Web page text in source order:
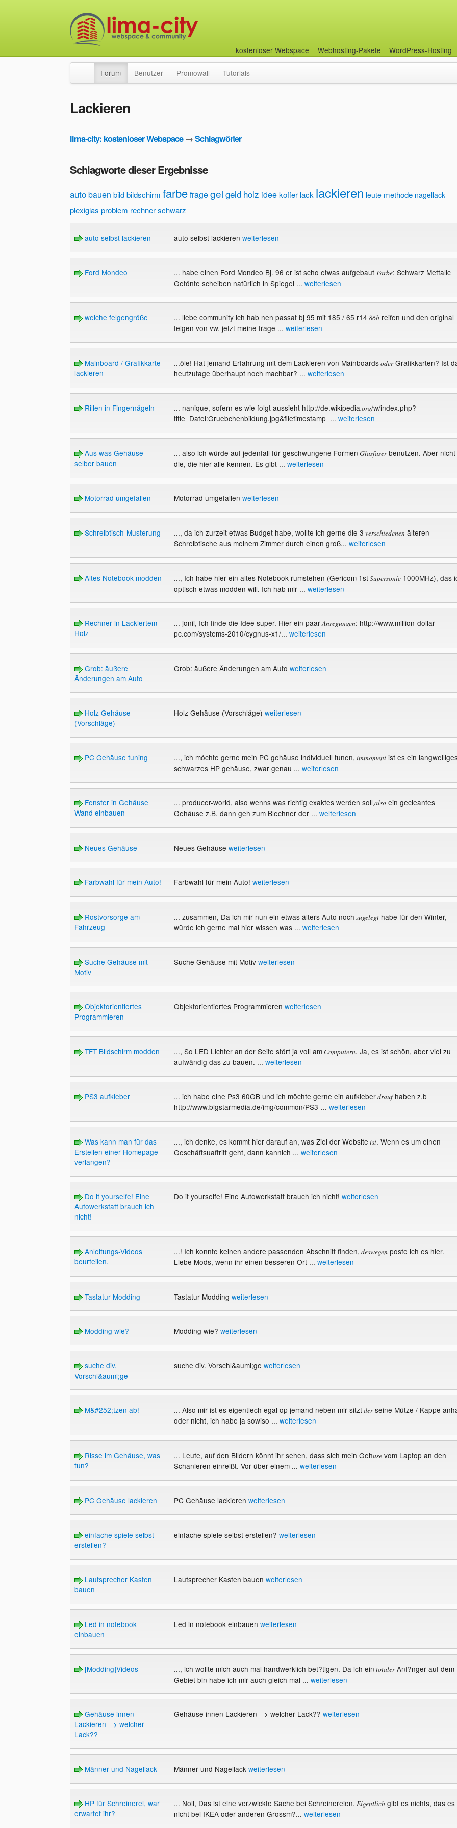
kostenloser Webspace Webhosting-Pakete WordPress-Hosting
Forum Benutzer Promowall Tutorials
Lackieren
lima-city: kostenloser Webspace→Schlagwörter
Schlagworte dieser Ergebnisse
autobauen bildbildschirm farbefragegel geld holz ideekoffer lack lackieren leute methode nagellack
plexiglas problem rechnerschwarz
auto selbst lackieren auto selbst lackieren weiterlesen
Ford Mondeo ... habe einen Ford Mondeo Bj. 96 er ist scho etwas aufgebaut Farbe: Schwarz Mettalic
Getönte scheiben natürlich in Spiegel ... weiterlesen
welche felgengröße ... liebe community ich hab nen passat bj 95 mit 185 / 65 r14 86hreifen und den original
felgen von vw. jetzt meine frage ... weiterlesen
Mainboard / Grafikkarte
lackieren
...öle! Hat jemand Erfahrung mit dem Lackieren von MainboardsoderGrafikkarten? Ist
heutzutage überhaupt noch machbar? ... weiterlesen
Rillen in Fingernägeln ... nanique, sofern es wie folgt aussieht http://de.wikipedia.org/w/index.php?
title=Datei:Gruebchenbildung.jpg&filetimestamp=... weiterlesen
Aus was Gehäuse
selber bauen
... also ich würde auf jedenfall für geschwungene Formen Glasfaserbenutzen. Aber nicht
die, die hier alle kennen. Es gibt ... weiterlesen
Motorrad umgefallen Motorrad umgefallen weiterlesen
Schreibtisch-Musterung ..., da ich zurzeit etwas Budget habe, wollte ich gerne die 3 verschiedenenälteren
Schreibtische aus meinem Zimmer durch einen groß... weiterlesen
Altes Notebook modden ..., Ich habe hier ein altes Notebook rumstehen (Gericom 1stSupersonic1000MHz), das
optisch etwas modden will. Ich hab mir ... weiterlesen
Rechner in Lackiertem
Holz
... jonii, Ich finde die Idee super. Hier ein paarAnregungen: http://www.million-dollar-
pc.com/systems-2010/cygnus-x1/... weiterlesen
Grob: äußere
Änderungen am Auto
Grob: äußere Änderungen am Auto weiterlesen
Holz Gehäuse
(Vorschläge)
Holz Gehäuse (Vorschläge) weiterlesen
PC Gehäuse tuning ..., ich möchte gerne mein PC gehäuse individuell tunen, immomentist es ein
schwarzes HP gehäuse, zwar genau ... weiterlesen
Fenster in Gehäuse
Wand einbauen
... producer-world, also wenns was richtig exaktes werden soll,alsoein gecleantes
Gehäuse z.B. dann geh zum Blechner der ... weiterlesen
Neues Gehäuse Neues Gehäuse weiterlesen
Farbwahl für mein Auto! Farbwahl für mein Auto! weiterlesen
Rostvorsorge am
Fahrzeug
... zusammen, Da ich mir nun ein etwas älters Auto noch zugelegthabe für den Winter,
würde ich gerne mal hier wissen was ... weiterlesen
Suche Gehäuse mit
Motiv
Suche Gehäuse mit Motiv weiterlesen
Objektorientiertes
Programmieren
Objektorientiertes Programmieren weiterlesen
TFT Bildschirm modden ..., So LED Lichter an der Seite stört ja voll amComputern. Ja, es ist schön, aber viel zu
aufwändig das zu bauen. ... weiterlesen
PS3 aufkleber ... ich habe eine Ps3 60GB und ich möchte gerne ein aufkleberdraufhaben z.b
http://www.bigstarmedia.de/img/common/PS3-... weiterlesen
Was kann man für das
Erstellen einer Homepage
verlangen?
..., ich denke, es kommt hier darauf an, was Ziel der Website ist. Wenn es um einen
Geschäftsuaftritt geht, dann kannich ... weiterlesen
Do it yourselfe! Eine
Autowerkstatt brauch ich
nicht!
Do it yourselfe! Eine Autowerkstatt brauch ich nicht! weiterlesen
Anleitungs-Videos
beurteilen.
...! Ich konnte keinen andere passenden Abschnitt finden, deswegenposte ich es hier.
Liebe Mods, wenn ihr einen besseren Ort ... weiterlesen
Tastatur-Modding Tastatur-Modding weiterlesen
Modding wie? Modding wie? weiterlesen
suche div.
Vorschl&auml;ge
suche div. Vorschl&auml;ge weiterlesen
M&#252;tzen ab! ... Also mir ist es eigentlech egal op jemand neben mir sitztderseine Mütze / Kappe
oder nicht, ich habe ja sowiso ... weiterlesen
Risse im Gehäuse, was
tun?
... Leute, auf den Bildern könnt ihr sehen, dass sich mein Gehusevom Laptop an den
Schanieren einreißt. Vor über einem ... weiterlesen
PC Gehäuse lackieren PC Gehäuse lackieren weiterlesen
einfache spiele selbst
erstellen?
einfache spiele selbst erstellen? weiterlesen
Lautsprecher Kasten
bauen
Lautsprecher Kasten bauen weiterlesen
Led in notebook
einbauen
Led in notebook einbauen weiterlesen
[Modding]Videos ..., ich wollte mich auch mal handwerklich bet?tigen. Da ich ein totalerAnf?nger auf dem
Gebiet bin habe ich mir auch gleich mal ... weiterlesen
Gehäuse innen
Lackieren --> welcher
Lack??
Gehäuse innen Lackieren --> welcher Lack?? weiterlesen
Männer und Nagellack Männer und Nagellack weiterlesen
HP für Schreinerei, war
erwartet ihr?
... Noll, Das ist eine verzwickte Sache bei Schreinereien. Eigentlichgibt es nichts, das es
nicht bei IKEA oder anderen Grossm?... weiterlesen